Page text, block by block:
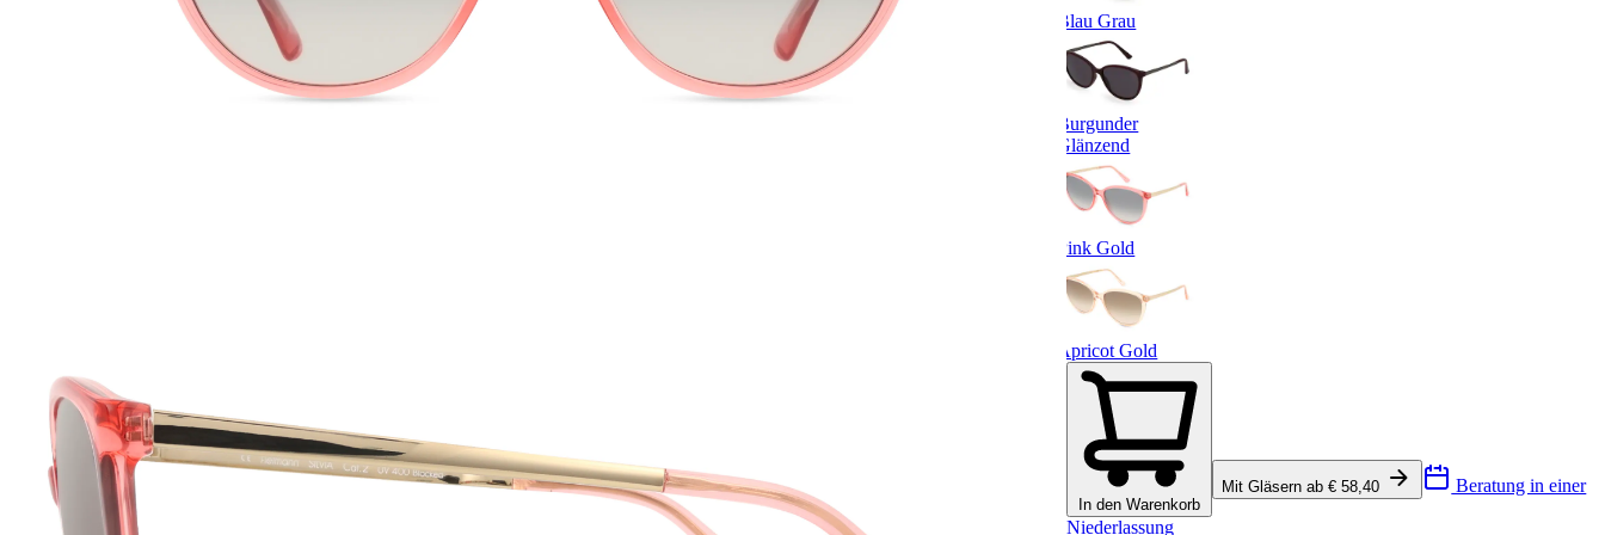
Blau Grau
Burgunder
Glänzend
Pink Gold
Apricot Gold
In den Warenkorb
Mit Gläsern ab € 58,40 Beratung in einer
Niederlassung